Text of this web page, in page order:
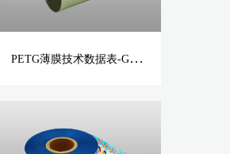
P
ETG薄膜技术数据表-GM40